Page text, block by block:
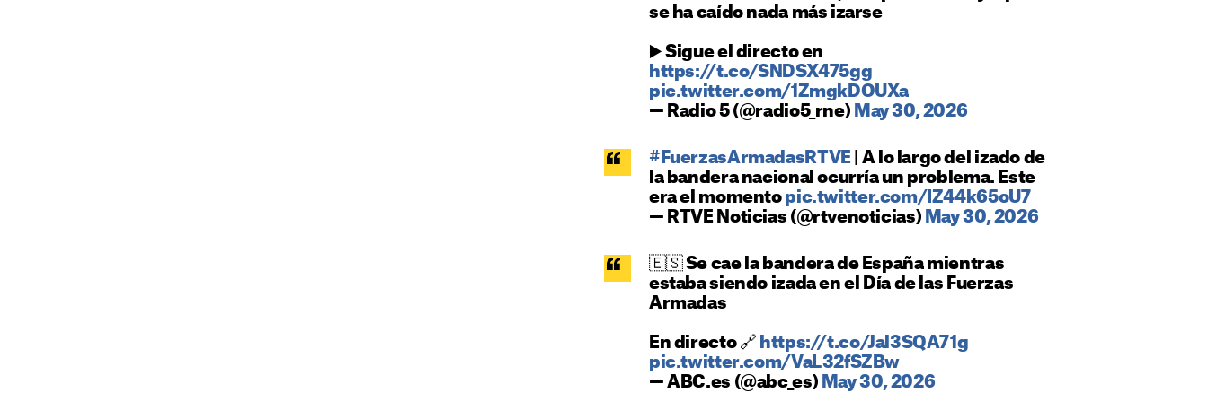
se ha caído nada más izarse
▶️ Sigue el directo en
https://t.co/SNDSX475gg
pic.twitter.com/1ZmgkDOUXa
— Radio 5 (@radio5_rne) May 30, 2026
#FuerzasArmadasRTVE | A lo largo del izado de
la bandera nacional ocurría un problema. Este
era el momento pic.twitter.com/IZ44k65oU7
— RTVE Noticias (@rtvenoticias) May 30, 2026
🇪🇸 Se cae la bandera de España mientras
estaba siendo izada en el Día de las Fuerzas
Armadas
En directo 🔗 https://t.co/Jal3SQA71g
pic.twitter.com/VaL32fSZBw
— ABC.es (@abc_es) May 30, 2026